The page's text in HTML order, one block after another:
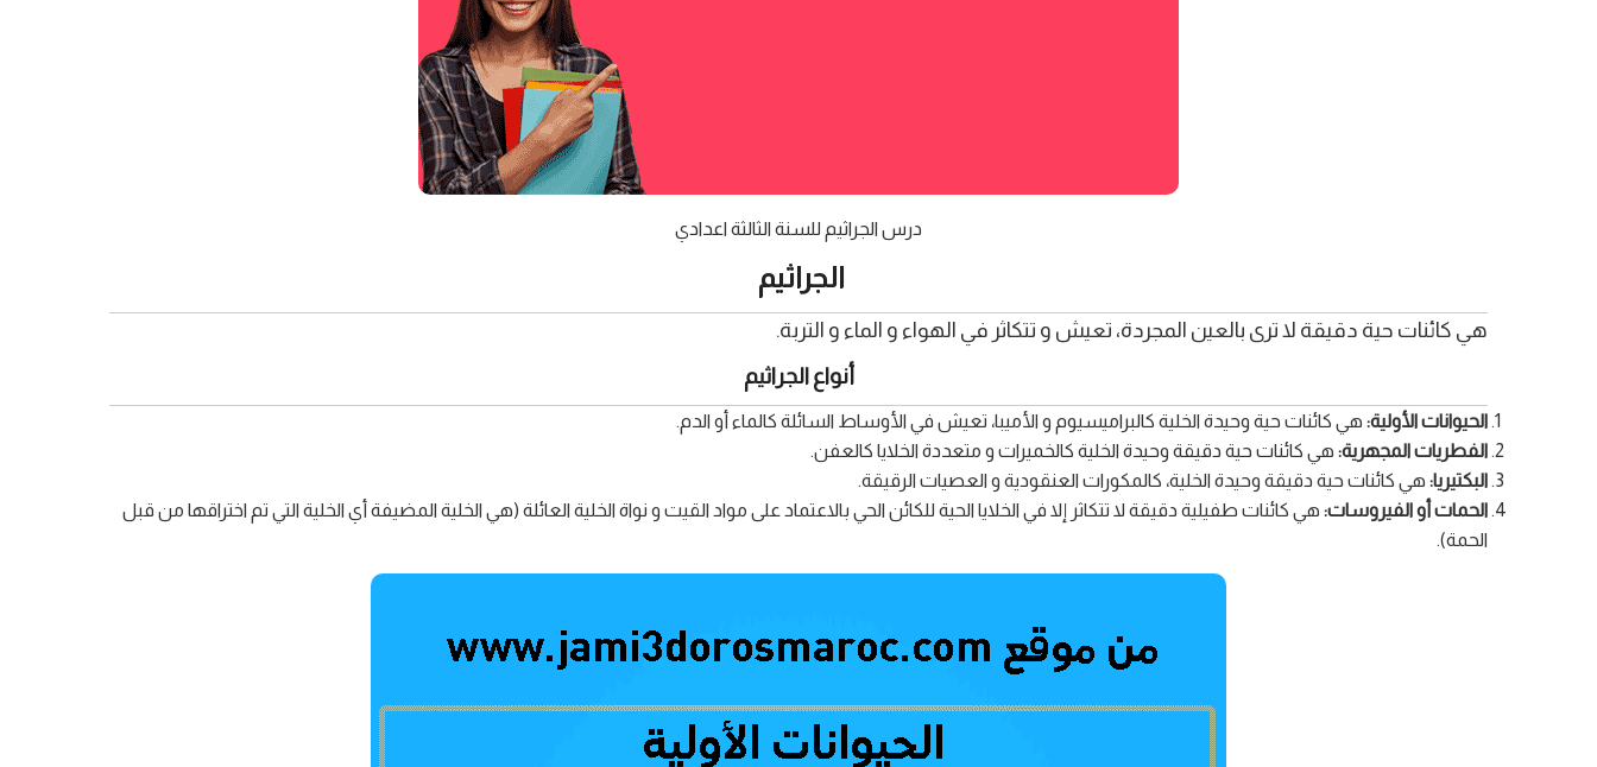
درس الجراثيم للسنة الثالثة اعدادي
الجراثيم
هي كائنات حية دقيقة لا ترى بالعين المجردة، تعيش و تتكاثر في الهواء و الماء و التربة.
أنواع الجراثيم
الحيوانات الأولية: هي كائنات حية وحيدة الخلية كالبراميسيوم و الأميبا، تعيش في الأوساط السائلة كالماء أو الدم.
الفطريات المجهرية: هي كائنات حية دقيقة وحيدة الخلية كالخميرات و متعددة الخلايا كالعفن.
البكتيريا: هي كائنات حية دقيقة وحيدة الخلية، كالمكورات العنقودية و العصيات الرقيقة.
الحمات أو الفيروسات: هي كائنات طفيلية دقيقة لا تتكاثر إلا في الخلايا الحية للكائن الحي بالاعتماد على مواد القيت و نواة الخلية العائلة (هي الخلية المضيفة أي الخلية التي تم اختراقها من قبل
الحمة).